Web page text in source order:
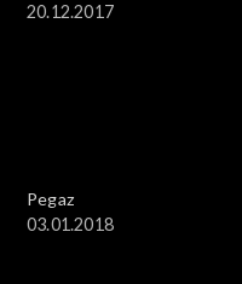
20.12.2017
Pegaz
03.01.2018